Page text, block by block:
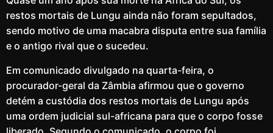
restos mortais de Lungu ainda não foram sepultados,
sendo motivo de uma macabra disputa entre sua família
e o antigo rival que o sucedeu.
Em comunicado divulgado na quarta-feira, o
procurador-geral da Zâmbia afirmou que o governo
detém a custódia dos restos mortais de Lungu após
uma ordem judicial sul-africana para que o corpo fosse